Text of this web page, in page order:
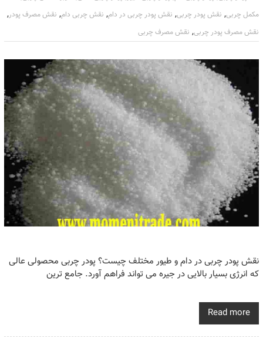
مکمل چربی, نقش پودر چربی, نقش پودر چربی در دام, نقش چربی دام, نقش مصرف پودر,
نقش مصرف پودر چربی, نقش مصرف چربی
نقش پودر چربی در دام و طیور مختلف چیست؟ پودر چربی محصولی عالی
که انرژی بسیار بالایی در جیره می تواند فراهم آورد. جامع ترین
Read more